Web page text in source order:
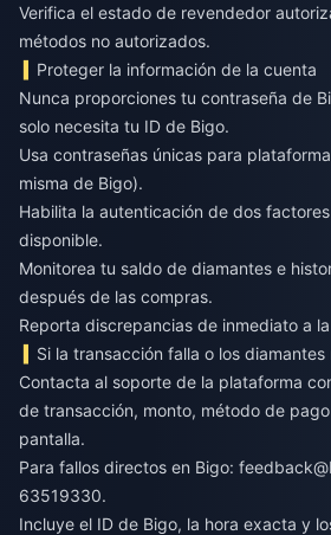
Verifica el estado de revendedor
métodos no autorizados.
Proteger la información de la cuenta
Nunca proporciones tu contraseña de
solo necesita tu ID de Bigo.
Usa contraseñas únicas para
misma de Bigo).
Habilita la autenticación de dos
disponible.
Monitorea tu saldo de diamantes e
después de las compras.
Reporta discrepancias de inmediato a
Si la transacción falla o los diamantes
Contacta al soporte de la plataforma
de transacción, monto, método de
pantalla.
Para fallos directos en Bigo:
63519330.
Incluye el ID de Bigo, la hora exacta y